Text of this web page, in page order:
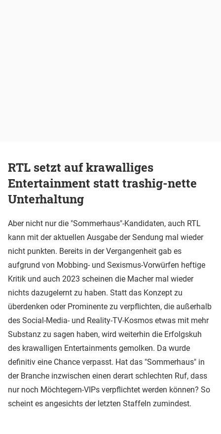
RTL setzt auf krawalliges
Entertainment statt trashig-nette
Unterhaltung
Aber nicht nur die "Sommerhaus"-Kandidaten, auch RTL
kann mit der aktuellen Ausgabe der Sendung mal wieder
nicht punkten. Bereits in der Vergangenheit gab es
aufgrund von Mobbing- und Sexismus-Vorwürfen heftige
Kritik und auch 2023 scheinen die Macher mal wieder
nichts dazugelernt zu haben. Statt das Konzept zu
überdenken oder Prominente zu verpflichten, die außerhalb
des Social-Media- und Reality-TV-Kosmos etwas mit mehr
Substanz zu sagen haben, wird weiterhin die Erfolgskuh
des krawalligen Entertainments gemolken. Da wurde
definitiv eine Chance verpasst. Hat das "Sommerhaus" in
der Branche inzwischen einen derart schlechten Ruf, dass
nur noch Möchtegern-VIPs verpflichtet werden können? So
scheint es angesichts der letzten Staffeln zumindest.